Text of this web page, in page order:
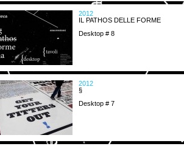
2012
IL PATHOS DELLE FORME
Desktop # 8
2012
§
Desktop # 7